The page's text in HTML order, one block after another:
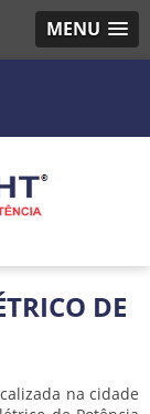
MENU
DE
na cidade